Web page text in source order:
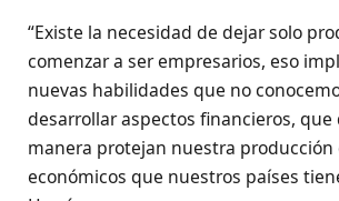
“Existe la necesidad de dejar solo
comenzar a ser empresarios, eso
nuevas habilidades que no
desarrollar aspectos financieros, que
manera protejan nuestra producción
económicos que nuestros países